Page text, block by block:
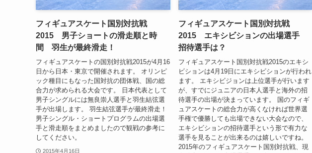
フィギュアスケート国別対抗戦
2015 男子ショートの滑走順と時
間 羽生が最終滑走！
フィギュアスケートの国別対抗戦2015が4月16
日から日本・東京で開催されます。 オリンピ
ック種目にもなった国対抗の団体戦、国の総
合力が求められる大会です。 日本代表として
男子シングルには無良崇人選手と羽生結弦選
手が出場します。 羽生結弦選手が最終滑走！
男子シングル・ショートプログラムの出場選
手と滑走順をまとめましたので観戦の参考に
してください。
2015年4月16日
フィギュアスケート国別対抗戦
2015 エキシビションの出場選手
招待選手は？
フィギュアスケート国別対抗戦2015のエキシ
ビションは4月19日にエキシビションが行われ
ます。 エキシビジョンは上位選手が行います
が、すでにジュニアの日本人選手と海外の招
待選手の出場が決まっています。 国のフィギ
ュアスケートの総合力が高くなければ世界選
手権で優勝しても出場できない大会なので、
エキシビションの招待選手という形で有力な
選手を見ることが出来るのは嬉しいですね。
2015年のフィギュアスケート国別対抗戦、現